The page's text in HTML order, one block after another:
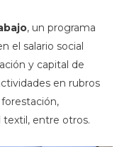
, un programa
el salario social
y capital de
en rubros
textil, entre otros.